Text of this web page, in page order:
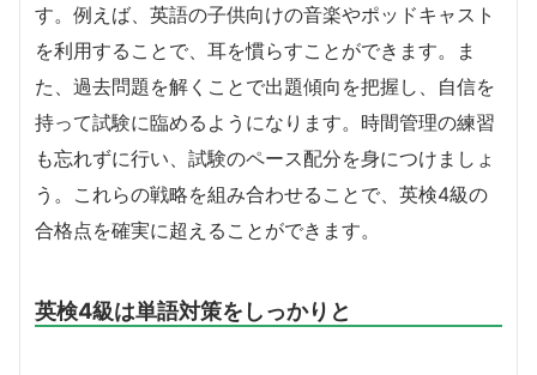
す。例えば、英語の子供向けの音楽やポッドキャスト
を利用することで、耳を慣らすことができます。ま
た、過去問題を解くことで出題傾向を把握し、自信を
持って試験に臨めるようになります。時間管理の練習
も忘れずに行い、試験のペース配分を身につけましょ
う。これらの戦略を組み合わせることで、英検4級の
合格点を確実に超えることができます。
英検4級は単語対策をしっかりと